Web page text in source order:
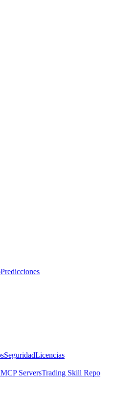
Predicciones
SeguridadLicencias
MCP ServersTrading Skill Repo